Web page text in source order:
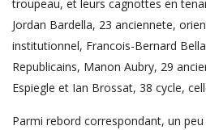
troupeau, et leurs cagnottes en
Jordan Bardella, 23 anciennete,
institutionnel, Francois-Bernard
Republicains, Manon Aubry, 29
Espiegle et Ian Brossat, 38 cycle,
Parmi rebord correspondant, un peu